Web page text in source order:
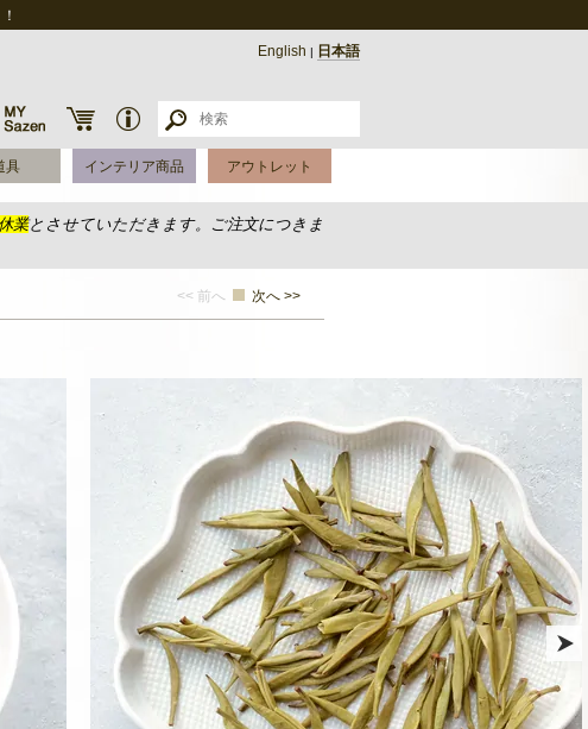
English | 日本語
具 インテリア商品 アウトレット
業とさせていただきます。ご注文につきま
<< 前へ 次へ >>